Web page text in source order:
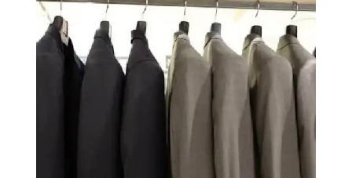
Maßgeschneiderte Pflege für Anzüge, Sakkos
und Blazer. Für einen stets eleganten Auftritt.